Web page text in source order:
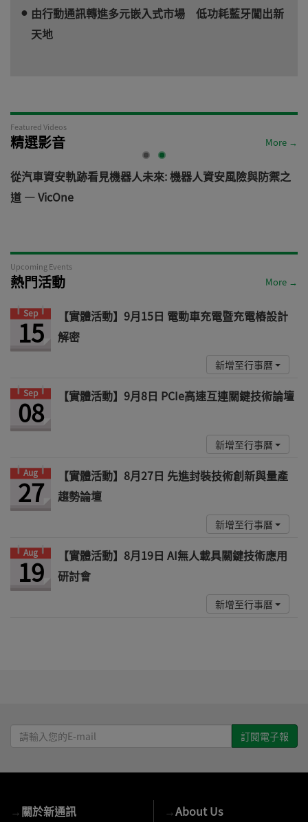
由行動通訊轉進多元嵌入式市場 低功耗藍牙闖出新
天地
Featured Videos
精選影音 More →
從汽車資安軌跡看見機器人未來: 機器人資安風險與防禦之
道 — VicOne
Upcoming Events
熱門活動 More →
Sep
15
【實體活動】9月15日 電動車充電暨充電樁設計
解密
新增至行事曆
Sep
08 【實體活動】9月8日 PCIe高速互連關鍵技術論壇
新增至行事曆
Aug
27
【實體活動】8月27日 先進封裝技術創新與量產
趨勢論壇
新增至行事曆
Aug
19
【實體活動】8月19日 AI無人載具關鍵技術應用
研討會
新增至行事曆
請
輸
E-
→關於新通訊 →About Us